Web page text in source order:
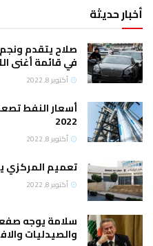
أخبار حديثة
صلاح يتقدم
في قائمة أغنى
أكتوبر 8, 2022
2022
أكتوبر 8, 2022
تعميم المركزي
أكتوبر 8, 2022
سلامة يوجه صفعة
والصيدليات